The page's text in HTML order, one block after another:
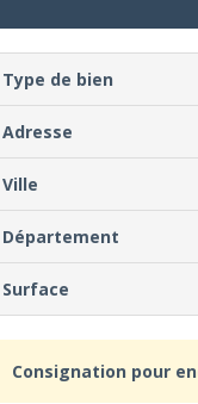
Type de bien
Adresse
Ville
Département
Surface
Consignation pour